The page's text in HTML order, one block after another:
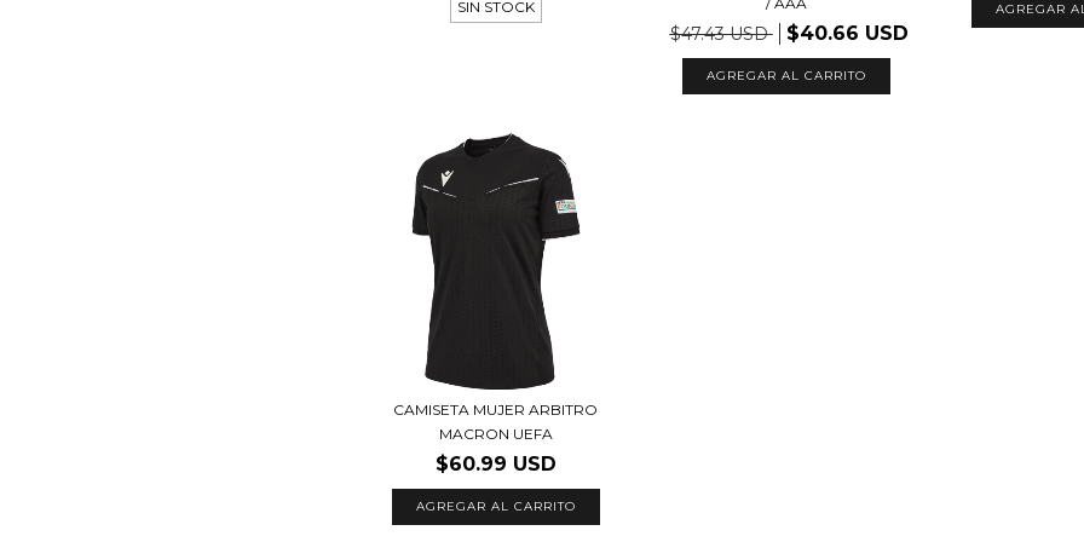
SIN STOCK
$47.43 USD $40.66 USD
AGREGAR AL CARRITO
AGREGAR
CAMISETA MUJER ARBITRO
MACRON UEFA
$60.99 USD
AGREGAR AL CARRITO